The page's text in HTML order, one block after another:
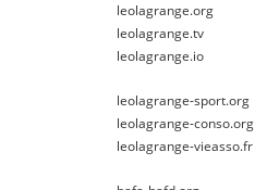
leolagrange.org
leolagrange.tv
leolagrange.io
leolagrange-sport.org
leolagrange-conso.org
leolagrange-vieasso.fr